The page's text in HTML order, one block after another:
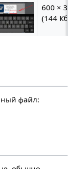
600 ×
(144 Кб)
файл: